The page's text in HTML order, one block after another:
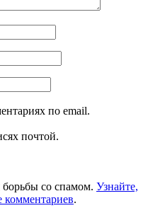
по email.
почтой.
борьбы со спамом. Узнайте,
комментариев.